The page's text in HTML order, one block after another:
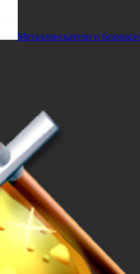
Металлоискатели и